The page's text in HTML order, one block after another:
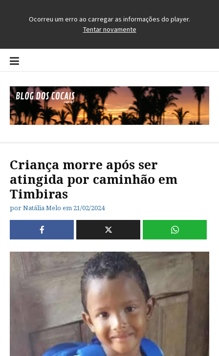
Pular
para
conteúdo
Criança morre após ser
atingida por caminhão em
Timbiras
por Natália Melo em 21/02/2024